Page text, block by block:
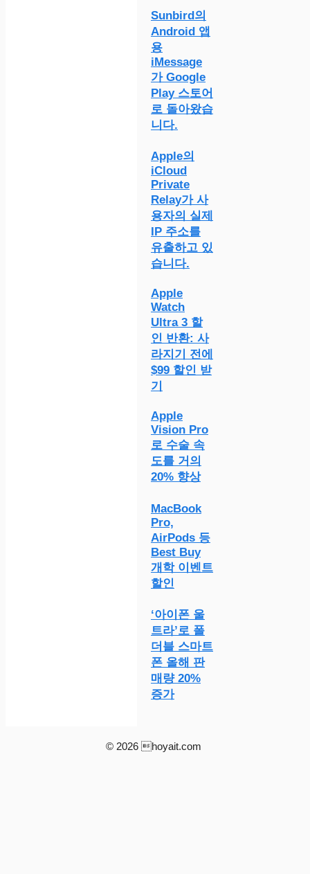
Sunbird의
Android 앱
용
iMessage
가 Google
Play 스토어
로 돌아왔습
니다.
Apple의
iCloud
Private
Relay가 사
용자의 실제
IP 주소를
유출하고 있
습니다.
Apple
Watch
Ultra 3 할
인 반환: 사
라지기 전에
$99 할인 받
기
Apple
Vision Pro
로 수술 속
도를 거의
20% 향상
MacBook
Pro,
AirPods 등
Best Buy
개학 이벤트
할인
‘아이폰 울
트라’로 폴
더블 스마트
폰 올해 판
매량 20%
증가
© 2026 hoyait.com